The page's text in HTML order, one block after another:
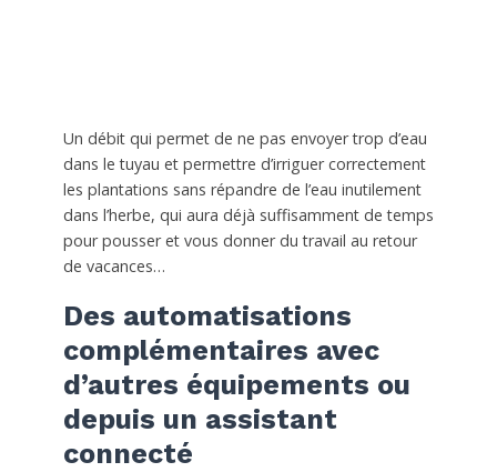
Un débit qui permet de ne pas envoyer trop d’eau
dans le tuyau et permettre d’irriguer correctement
les plantations sans répandre de l’eau inutilement
dans l’herbe, qui aura déjà suffisamment de temps
pour pousser et vous donner du travail au retour
de vacances…
Des automatisations
complémentaires avec
d’autres équipements ou
depuis un assistant
connecté